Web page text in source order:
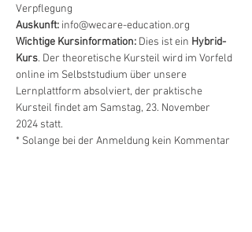
Verpflegung
Auskunft: info@wecare-education.org
Wichtige Kursinformation: Dies ist ein Hybrid-
Kurs. Der theoretische Kursteil wird im Vorfeld
online im Selbststudium über unsere
Lernplattform absolviert, der praktische
Kursteil findet am Samstag, 23. November
2024 statt.
* Solange bei der Anmeldung kein Kommentar